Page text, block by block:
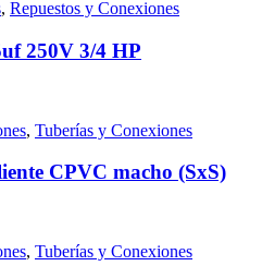
, Repuestos y Conexiones
250V 3/4 HP
, Tuberías y Conexiones
CPVC macho (SxS)
, Tuberías y Conexiones